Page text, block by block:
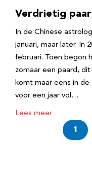
Verdrietig
In de Chinese
januari, maar later. In
februari. Toen begon
zomaar een paard,
komt maar eens in
voor een jaar vol…
Lees meer
1